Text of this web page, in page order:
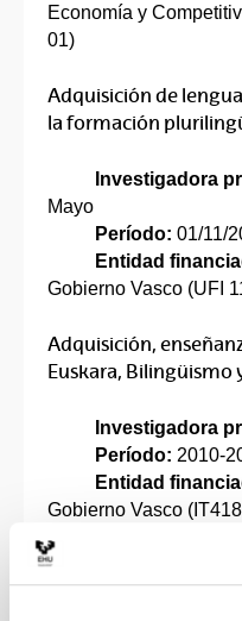
Economía y
01)
Adquisición de
la formación
Investigadora
Mayo
Período: 01/11/
Entidad
Gobierno Vasco (UFI
Adquisición,
Euskara, Bilingüismo
Investigadora
Período: 2010-
Entidad
Gobierno Vasco
Bilingüismo y
enseñanza y usos de